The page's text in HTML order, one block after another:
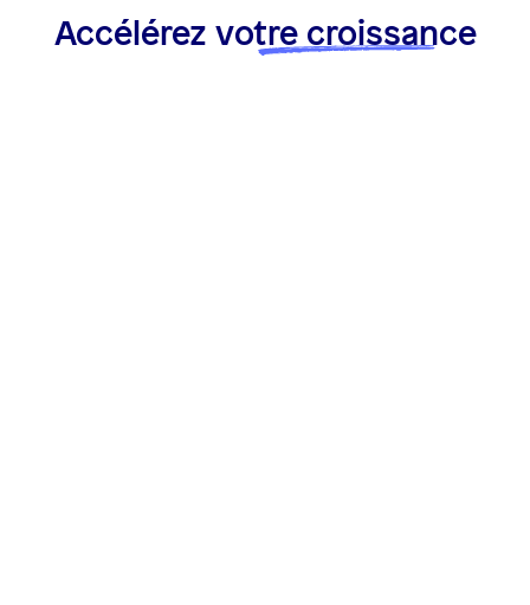
Accélérez votre croissance